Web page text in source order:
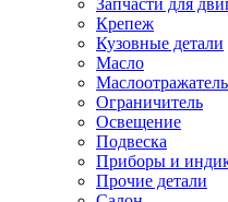
Запчасти для
Крепеж
Кузовные детали
Масло
Маслоотражатель
Ограничитель
Освещение
Подвеска
Приборы и
Прочие детали